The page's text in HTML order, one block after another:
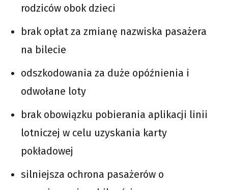
rodziców obok dzieci
brak opłat za zmianę nazwiska pasażera
na bilecie
odszkodowania za duże opóźnienia i
odwołane loty
brak obowiązku pobierania aplikacji linii
lotniczej w celu uzyskania karty
pokładowej
silniejsza ochrona pasażerów o